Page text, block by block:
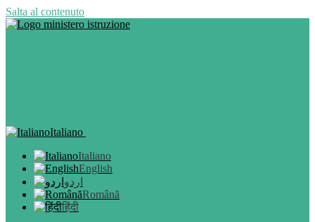
Salta al contenuto
Italiano
Italiano
English
اردو
Română
हिंदी